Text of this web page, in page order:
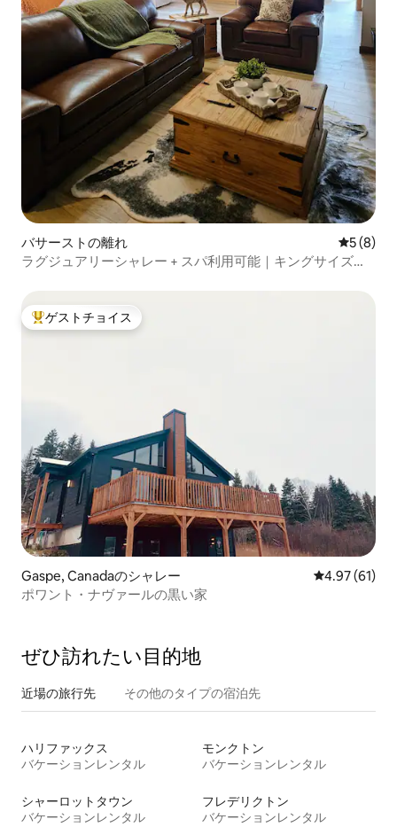
バサーストの離れ レビュー
5 (8)
ラグジュアリーシャレー + スパ利用可能｜キングサイズベ
大好評のゲストチョイスです。
ゲストチョイス
Gaspe, Canadaのシャレー レビュー61
4.97 (61)
ポワント・ナヴァールの黒い家
ぜひ訪⁠れ⁠た⁠い目⁠的⁠地
近場の旅行先 その他のタ⁠イ⁠プ⁠の宿⁠泊⁠先
ハリファックス
バケーションレンタル
モンクトン
バケーションレンタル
シャーロットタウン
バケーションレンタル
フレデリクトン
バケーションレンタル